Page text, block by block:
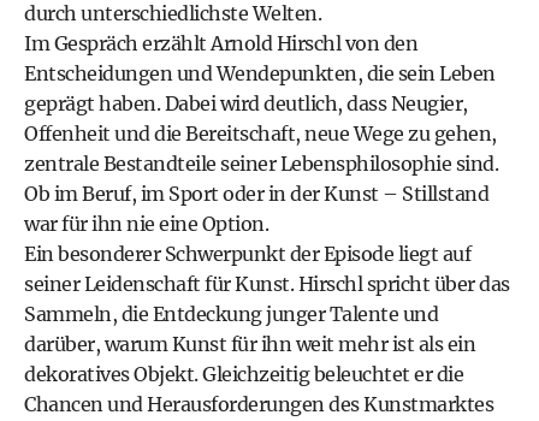
durch unterschiedlichste Welten.
Im Gespräch erzählt Arnold Hirschl von den
Entscheidungen und Wendepunkten, die sein Leben
geprägt haben. Dabei wird deutlich, dass Neugier,
Offenheit und die Bereitschaft, neue Wege zu gehen,
zentrale Bestandteile seiner Lebensphilosophie sind.
Ob im Beruf, im Sport oder in der Kunst – Stillstand
war für ihn nie eine Option.
Ein besonderer Schwerpunkt der Episode liegt auf
seiner Leidenschaft für Kunst. Hirschl spricht über das
Sammeln, die Entdeckung junger Talente und
darüber, warum Kunst für ihn weit mehr ist als ein
dekoratives Objekt. Gleichzeitig beleuchtet er die
Chancen und Herausforderungen des Kunstmarktes